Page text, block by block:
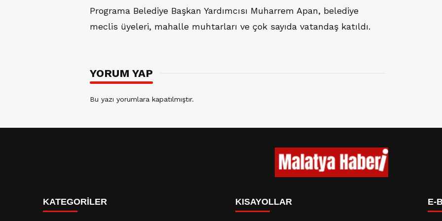
Programa Belediye Başkan Yardımcısı Muharrem Apan, belediye
meclis üyeleri, mahalle muhtarları ve çok sayıda vatandaş katıldı.
YORUM YAP
Bu yazı yorumlara kapatılmıştır.
KATEGORİLER KISAYOLLAR E-